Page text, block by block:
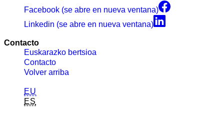
Facebook (se abre en nueva ventana)
Linkedin (se abre en nueva ventana)
Contacto
Euskarazko bertsioa
Contacto
Volver arriba
EU
ES